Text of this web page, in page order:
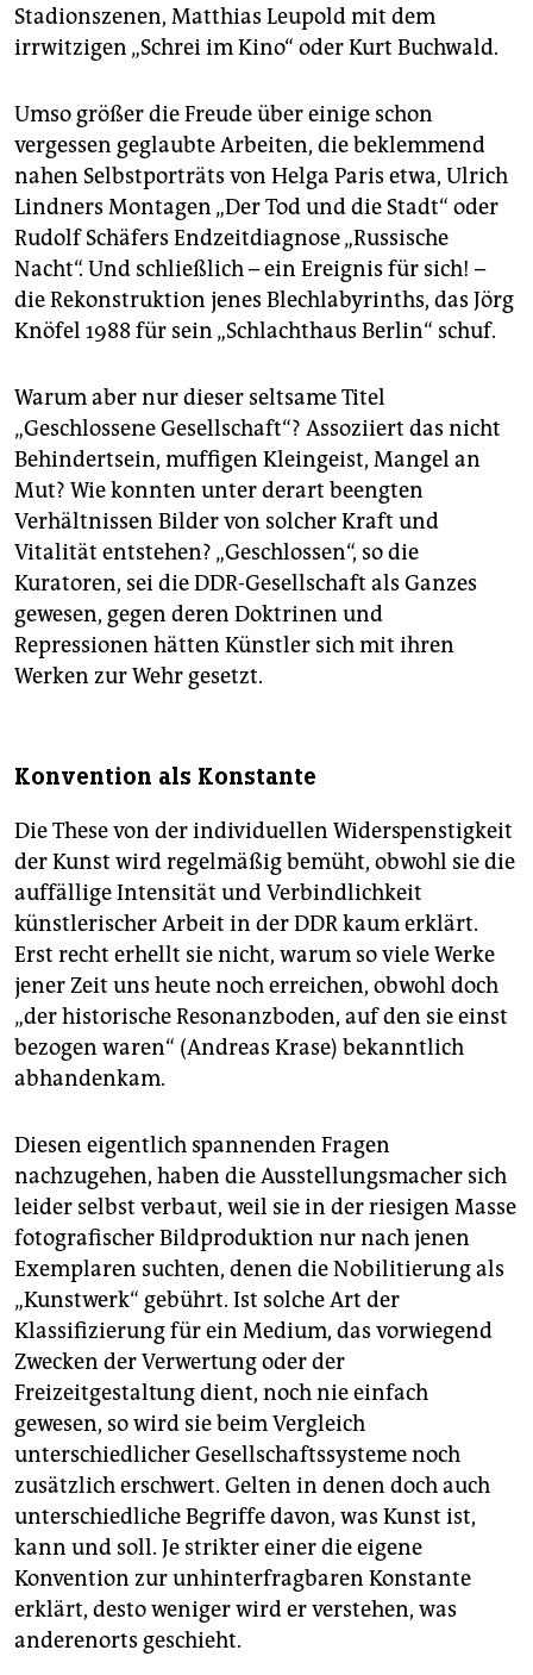
Stadionszenen, Matthias Leupold mit dem
irrwitzigen „Schrei im Kino“ oder Kurt Buchwald.
Umso größer die Freude über einige schon
vergessen geglaubte Arbeiten, die beklemmend
nahen Selbstporträts von Helga Paris etwa, Ulrich
Lindners Montagen „Der Tod und die Stadt“ oder
Rudolf Schäfers Endzeitdiagnose „Russische
Nacht“. Und schließlich – ein Ereignis für sich! –
die Rekonstruktion jenes Blechlabyrinths, das Jörg
Knöfel 1988 für sein „Schlachthaus Berlin“ schuf.
Warum aber nur dieser seltsame Titel
„Geschlossene Gesellschaft“? Assoziiert das nicht
Behindertsein, muffigen Kleingeist, Mangel an
Mut? Wie konnten unter derart beengten
Verhältnissen Bilder von solcher Kraft und
Vitalität entstehen? „Geschlossen“, so die
Kuratoren, sei die DDR-Gesellschaft als Ganzes
gewesen, gegen deren Doktrinen und
Repressionen hätten Künstler sich mit ihren
Werken zur Wehr gesetzt.
Konvention als Konstante
Die These von der individuellen Widerspenstigkeit
der Kunst wird regelmäßig bemüht, obwohl sie die
auffällige Intensität und Verbindlichkeit
künstlerischer Arbeit in der DDR kaum erklärt.
Erst recht erhellt sie nicht, warum so viele Werke
jener Zeit uns heute noch erreichen, obwohl doch
„der historische Resonanzboden, auf den sie einst
bezogen waren“ (Andreas Krase) bekanntlich
abhandenkam.
Diesen eigentlich spannenden Fragen
nachzugehen, haben die Ausstellungsmacher sich
leider selbst verbaut, weil sie in der riesigen Masse
fotografischer Bildproduktion nur nach jenen
Exemplaren suchten, denen die Nobilitierung als
„Kunstwerk“ gebührt. Ist solche Art der
Klassifizierung für ein Medium, das vorwiegend
Zwecken der Verwertung oder der
Freizeitgestaltung dient, noch nie einfach
gewesen, so wird sie beim Vergleich
unterschiedlicher Gesellschaftssysteme noch
zusätzlich erschwert. Gelten in denen doch auch
unterschiedliche Begriffe davon, was Kunst ist,
kann und soll. Je strikter einer die eigene
Konvention zur unhinterfragbaren Konstante
erklärt, desto weniger wird er verstehen, was
anderenorts geschieht.